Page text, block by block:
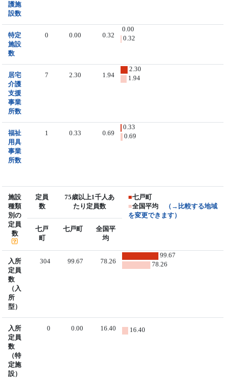
護施
設数
特定
施設
数
0 0.00 0.32
0.00
0.32
居宅
介護
支援
事業
所数
7 2.30 1.94
2.30
1.94
福祉
用具
事業
所数
1 0.33 0.69
0.33
0.69
施設
種類
別の
定員
数
定員
数
75歳以上1千人あ
たり定員数
■七戸町
■全国平均
（→比較する地域
を変更できます）
七戸
町
七戸町
全国平
均
入所
定員
数
（入
所
型）
304 99.67 78.26
99.67
78.26
入所
定員
数
（特
定施
設）
0 0.00 16.40 16.40